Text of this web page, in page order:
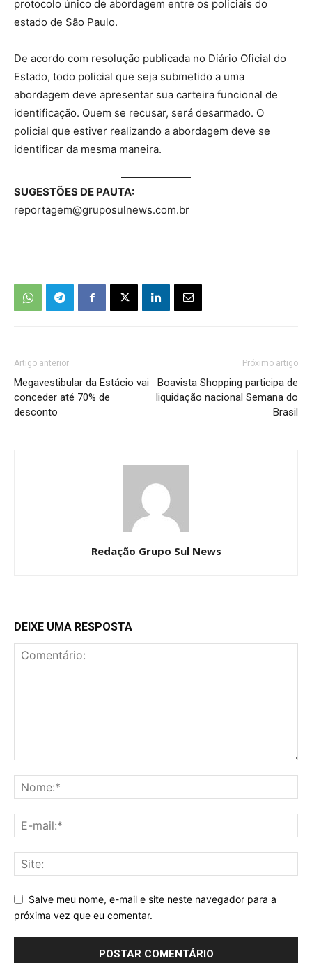
protocolo único de abordagem entre os policiais do
estado de São Paulo.
De acordo com resolução publicada no Diário Oficial do
Estado, todo policial que seja submetido a uma
abordagem deve apresentar sua carteira funcional de
identificação. Quem se recusar, será desarmado. O
policial que estiver realizando a abordagem deve se
identificar da mesma maneira.
SUGESTÕES DE PAUTA:
reportagem@gruposulnews.com.br
Artigo anterior
Megavestibular da Estácio vai
conceder até 70% de
desconto
Próximo artigo
Boavista Shopping participa de
liquidação nacional Semana do
Brasil
Redação Grupo Sul News
DEIXE UMA RESPOSTA
Salve meu nome, e-mail e site neste navegador para a
próxima vez que eu comentar.